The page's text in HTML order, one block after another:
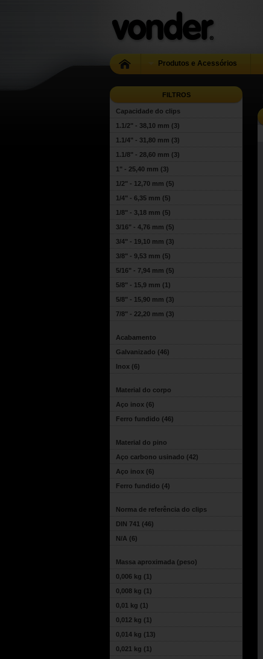
Produtos e Acessórios
FILTROS
Capacidade do clips
1.1/2" - 38,10 mm (3)
1.1/4" - 31,80 mm (3)
1.1/8" - 28,60 mm (3)
1" - 25,40 mm (3)
1/2" - 12,70 mm (5)
1/4" - 6,35 mm (5)
1/8" - 3,18 mm (5)
3/16" - 4,76 mm (5)
3/4" - 19,10 mm (3)
3/8" - 9,53 mm (5)
5/16" - 7,94 mm (5)
5/8" - 15,9 mm (1)
5/8" - 15,90 mm (3)
7/8" - 22,20 mm (3)
Acabamento
Galvanizado (46)
Inox (6)
Material do corpo
Aço inox (6)
Ferro fundido (46)
Material do pino
Aço carbono usinado (42)
Aço inox (6)
Ferro fundido (4)
Norma de referência do clips
DIN 741 (46)
N/A (6)
Massa aproximada (peso)
0,006 kg (1)
0,008 kg (1)
0,01 kg (1)
0,012 kg (1)
0,014 kg (13)
0,021 kg (1)